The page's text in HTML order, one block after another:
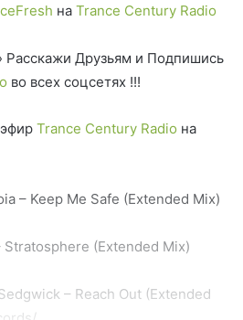
на Trance Century Radio
Расскажи Друзьям и Подпишись
во всех соцсетях !!!
Trance Century Radio на
– Keep Me Safe (Extended Mix)
Stratosphere (Extended Mix)
– Reach Out (Extended